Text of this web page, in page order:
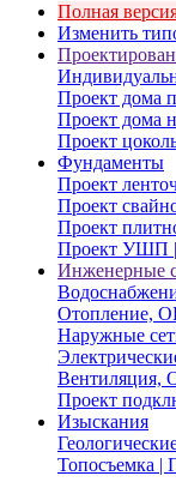
Полная
Изменить
Проект дома
Проект дома
Проект
Фундаменты
Проект
Проект
Проект
Проект УШП |
Инженерные
Отопление,
Наружные
Вентиляция,
Проект
Изыскания
Топосъемка |